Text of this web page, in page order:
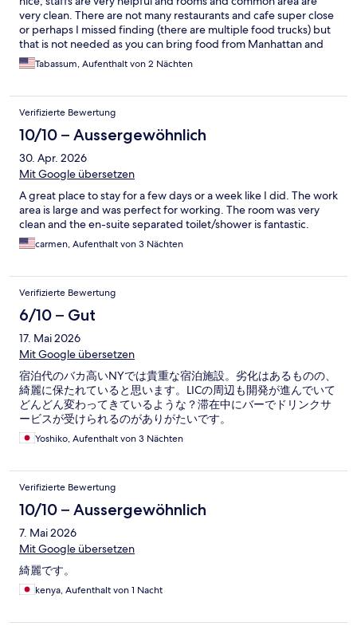
very clean. There are not many restaurants and cafe super close
or perhaps I missed finding (there are multiple food trucks) but
that is not needed as you can bring food from Manhattan and
Jackson Heights (train at 6 min walk from the hostel), store in the
fridge and heat up. Some people smoked on the rooftop 1
rooftop because I can't stand smoke. Otherwise everything was
nice and I hope to book again.
Tabassum, Aufenthalt von 2 Nächten
Verifizierte Bewertung
10/10 – Aussergewöhnlich
30. Apr. 2026
Mit Google übersetzen
A great place to stay for a few days or a week like I did. The work
area is large and was perfect for working. The room was very
clean and the en-suite separated toilet/shower is fantastic.
carmen, Aufenthalt von 3 Nächten
Verifizierte Bewertung
6/10 – Gut
17. Mai 2026
Mit Google übersetzen
宿泊代のバカ高いNYでは貴重な宿泊施設。劣化はあるものの、
綺麗に保たれていると思います。LICの周辺も開発が進んでいて
どんどん変わってきているような？滞在中にバーでドリンクサ
ービスが受けられるのがありがたいです。
Yoshiko, Aufenthalt von 3 Nächten
Verifizierte Bewertung
10/10 – Aussergewöhnlich
7. Mai 2026
Mit Google übersetzen
綺麗です。
kenya, Aufenthalt von 1 Nacht